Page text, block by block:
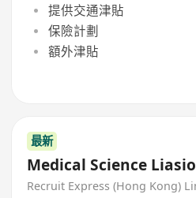
提供交通津貼
保險計劃
額外津貼
最新
Medical Science
Recruit Express (Hong Kong)